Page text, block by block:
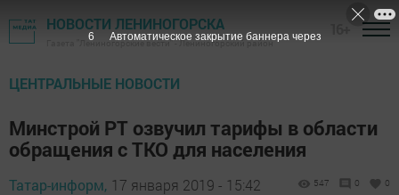
НОВОСТИ ЛЕНИНОГОРСКА
Газета "Лениногорские вести" - Лениногорский район
ЦЕНТРАЛЬНЫЕ НОВОСТИ
Минстрой РТ озвучил тарифы в области
обращения с ТКО для населения
Татар-информ, 17 января 2019 - 15:42 547 0 0
5 Автоматическое закрытие баннера через